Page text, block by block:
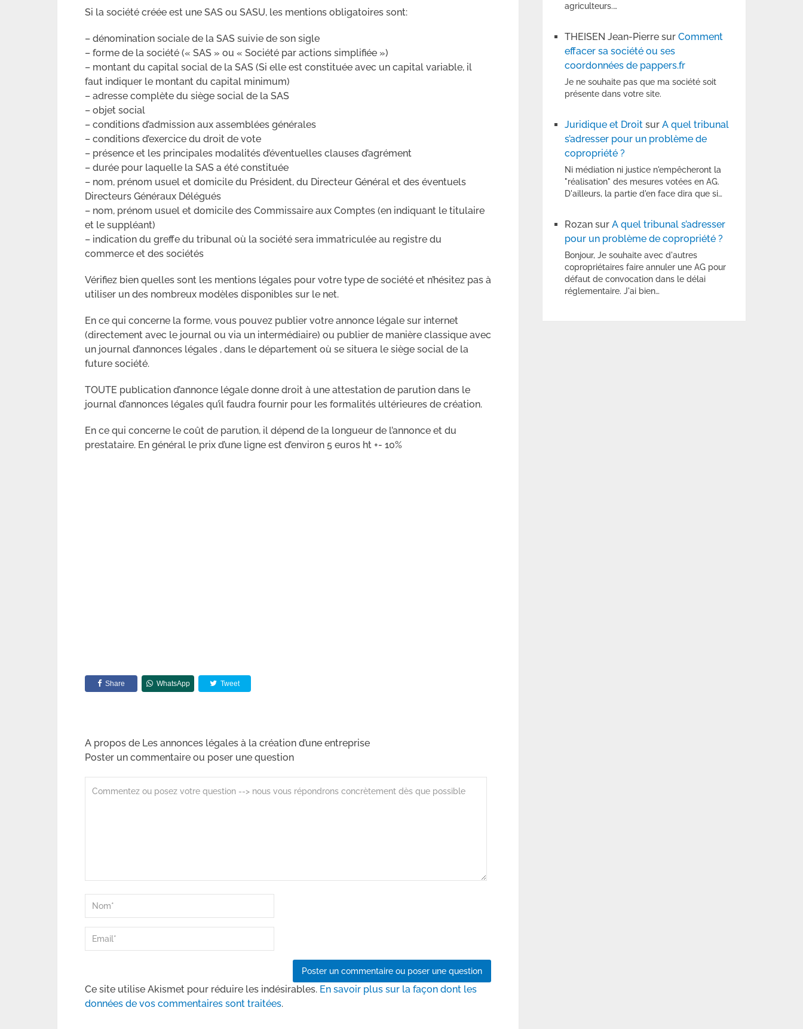
Si la société créée est une SAS ou SASU, les mentions obligatoires sont:
– dénomination sociale de la SAS suivie de son sigle
– forme de la société (« SAS » ou « Société par actions simplifiée »)
– montant du capital social de la SAS (Si elle est constituée avec un capital variable, il
faut indiquer le montant du capital minimum)
– adresse complète du siège social de la SAS
– objet social
– conditions d’admission aux assemblées générales
– conditions d’exercice du droit de vote
– présence et les principales modalités d’éventuelles clauses d’agrément
– durée pour laquelle la SAS a été constituée
– nom, prénom usuel et domicile du Président, du Directeur Général et des éventuels
Directeurs Généraux Délégués
– nom, prénom usuel et domicile des Commissaire aux Comptes (en indiquant le titulaire
et le suppléant)
– indication du greffe du tribunal où la société sera immatriculée au registre du
commerce et des sociétés
Vérifiez bien quelles sont les mentions légales pour votre type de société et n’hésitez pas à
utiliser un des nombreux modèles disponibles sur le net.
En ce qui concerne la forme, vous pouvez publier votre annonce légale sur internet
(directement avec le journal ou via un intermédiaire) ou publier de manière classique avec
un journal d’annonces légales , dans le département où se situera le siège social de la
future société.
TOUTE publication d’annonce légale donne droit à une attestation de parution dans le
journal d’annonces légales qu’il faudra fournir pour les formalités ultérieures de création.
En ce qui concerne le coût de parution, il dépend de la longueur de l’annonce et du
prestataire. En général le prix d’une ligne est d’environ 5 euros ht +- 10%
Share WhatsApp Tweet
A propos de Les annonces légales à la création d’une entreprise
Poster un commentaire ou poser une question
Ce site utilise Akismet pour réduire les indésirables. En savoir plus sur la façon dont les
données de vos commentaires sont traitées.
agriculteurs.…
THEISEN Jean-Pierre surComment
effacer sa société ou ses
coordonnées de pappers.fr
Je ne souhaite pas que ma société soit
présente dans votre site.
Juridique et Droit surA quel tribunal
s’adresser pour un problème de
copropriété ?
Ni médiation ni justice n'empêcheront la
"réalisation" des mesures votées en AG.
D'ailleurs, la partie d'en face dira que si…
Rozan surA quel tribunal s’adresser
pour un problème de copropriété ?
Bonjour, Je souhaite avec d'autres
copropriétaires faire annuler une AG pour
défaut de convocation dans le délai
réglementaire. J'ai bien…